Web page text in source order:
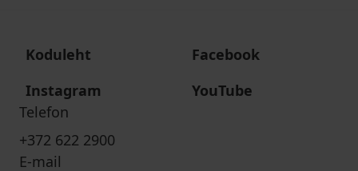
Koduleht
Facebook
Instagram
YouTube
Telefon
+372 622 2900
E-mail